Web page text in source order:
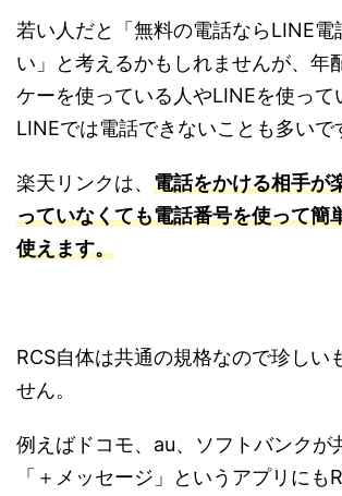
若い人だと「無料の電話ならLINE電
い」と考えるかもしれませんが、年
ケーを使っている人やLINEを使って
LINEでは電話できないことも多いで
楽天リンクは、 電話をかける相手が
っていなくても電話番号を使って簡
使えます。
RCS自体は共通の規格なので珍しい
せん。
例えばドコモ、au、ソフトバンクが
「＋メッセージ」というアプリにも